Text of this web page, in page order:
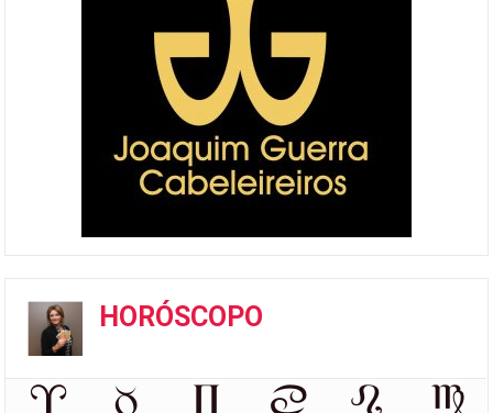
HORÓSCOPO